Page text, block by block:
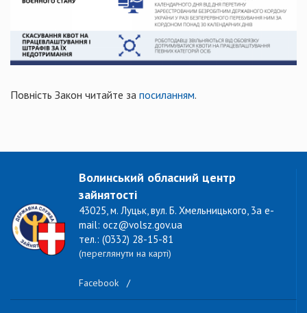
Повність Закон читайте за посиланням.
Волинський обласний центр
зайнятості
43025, м. Луцьк, вул. Б. Хмельницького, 3а e-
mail: ocz@volsz.gov.ua
тел.: (0332) 28-15-81
(переглянути на карті)
Facebook /